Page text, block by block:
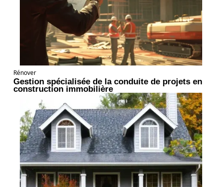
Rénover
Gestion spécialisée de la conduite de projets en
construction immobilière